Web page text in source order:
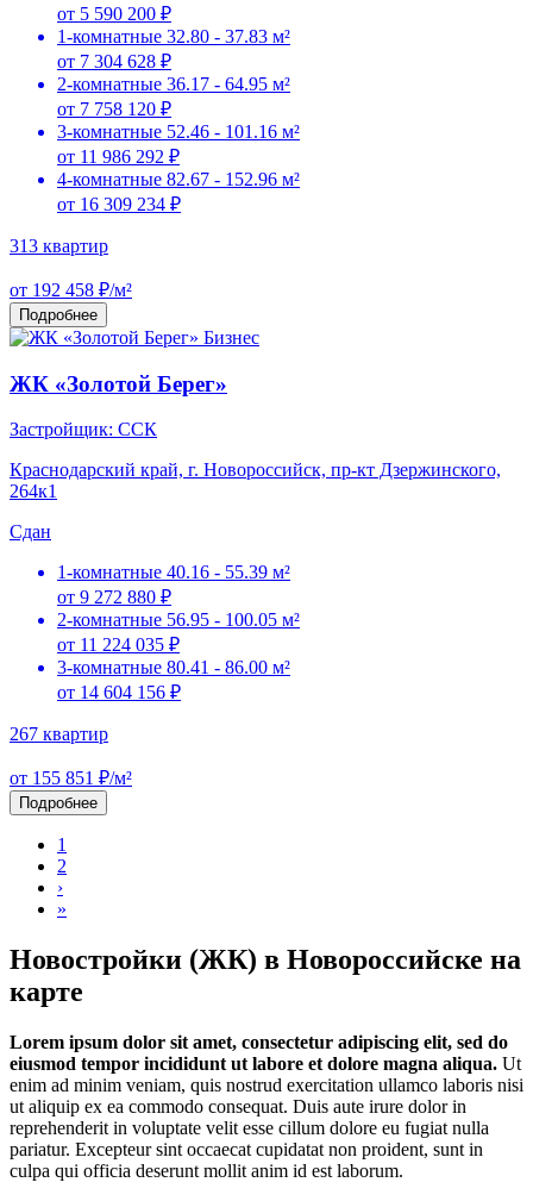
от 5 590 200 ₽
1-комнатные 32.80 - 37.83 м²
от 7 304 628 ₽
2-комнатные 36.17 - 64.95 м²
от 7 758 120 ₽
3-комнатные 52.46 - 101.16 м²
от 11 986 292 ₽
4-комнатные 82.67 - 152.96 м²
от 16 309 234 ₽
313 квартир
от 192 458 ₽/м²
Подробнее
Бизнес
ЖК «Золотой Берег»
Застройщик: ССК
Краснодарский край, г. Новороссийск, пр-кт Дзержинского,
264к1
Сдан
1-комнатные 40.16 - 55.39 м²
от 9 272 880 ₽
2-комнатные 56.95 - 100.05 м²
от 11 224 035 ₽
3-комнатные 80.41 - 86.00 м²
от 14 604 156 ₽
267 квартир
от 155 851 ₽/м²
Подробнее
1
2
›
»
Новостройки (ЖК) в Новороссийске на
карте
Lorem ipsum dolor sit amet, consectetur adipiscing elit, sed do
eiusmod tempor incididunt ut labore et dolore magna aliqua. Ut
enim ad minim veniam, quis nostrud exercitation ullamco laboris nisi
ut aliquip ex ea commodo consequat. Duis aute irure dolor in
reprehenderit in voluptate velit esse cillum dolore eu fugiat nulla
pariatur. Excepteur sint occaecat cupidatat non proident, sunt in
culpa qui officia deserunt mollit anim id est laborum.